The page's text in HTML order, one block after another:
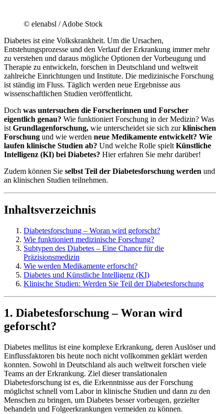
© elenabsl / Adobe Stock
Diabetes ist eine Volkskrankheit. Um die Ursachen,
Entstehungsprozesse und den Verlauf der Erkrankung immer mehr
zu verstehen und daraus mögliche Optionen der Vorbeugung und
Therapie zu entwickeln, forschen in Deutschland und weltweit
zahlreiche Einrichtungen und Institute. Die medizinische Forschung
ist ständig im Fluss. Täglich werden neue Ergebnisse aus
wissenschaftlichen Studien veröffentlicht.
Doch was untersuchen die Forscherinnen und Forscher
eigentlich genau? Wie funktioniert Forschung in der Medizin? Was
ist Grundlagenforschung, wie unterscheidet sie sich zurklinischen
Forschung und wie werden neue Medikamente entwickelt? Wie
laufen klinische Studien ab? Und welche Rolle spielt Künstliche
Intelligenz (KI) bei Diabetes? Hier erfahren Sie mehr darüber!
Zudem können Sie selbst Teil der Diabetesforschung werden und
an klinischen Studien teilnehmen.
Inhaltsverzeichnis
Diabetesforschung – Woran wird geforscht?
Wie funktioniert medizinische Forschung?
Subtypen des Diabetes – Eine Chance für die
Präzisionsmedizin
Wie werden Medikamente erforscht?
Diabetes und Künstliche Intelligenz (KI)
Klinische Studien: Werden Sie Teil der Diabetesforschung
1. Diabetesforschung – Woran wird
geforscht?
Diabetes mellitus ist eine komplexe Erkrankung, deren Auslöser und
Einflussfaktoren bis heute noch nicht vollkommen geklärt werden
konnten. Sowohl in Deutschland als auch weltweit forschen viele
Teams an der Erkrankung. Ziel dieser translationalen
Diabetesforschung ist es, die Erkenntnisse aus der Forschung
möglichst schnell vom Labor in klinische Studien und dann zu den
Menschen zu bringen, um Diabetes besser vorbeugen, gezielter
behandeln und Folgeerkrankungen vermeiden zu können.